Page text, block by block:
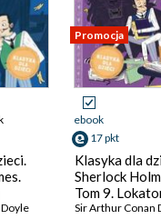
Promocja
ebook
17 pkt
Klasyka dla
Sherlock
Tom 9.
woalce
Sir Arthur Conan